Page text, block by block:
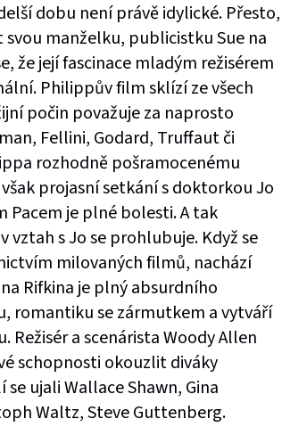
dobu není právě idylické. Přesto,
manželku, publicistku Sue na
že její fascinace mladým režisérem
Philippův film sklízí ze všech
počin považuje za naprosto
Fellini, Godard, Truffaut či
rozhodně pošramocenému
projasní setkání s doktorkou Jo
Pacem je plné bolesti. A tak
s Jo se prohlubuje. Když se
milovaných filmů, nachází
Rifkina je plný absurdního
romantiku se zármutkem a vytváří
a scenárista Woody Allen
schopnosti okouzlit diváky
ujali Wallace Shawn, Gina
Waltz, Steve Guttenberg.